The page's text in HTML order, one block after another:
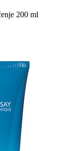
200 ml